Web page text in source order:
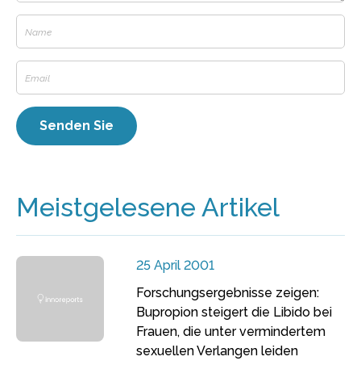
Meistgelesene Artikel
25 April 2001
Forschungsergebnisse zeigen:
Bupropion steigert die Libido bei
Frauen, die unter vermindertem
sexuellen Verlangen leiden